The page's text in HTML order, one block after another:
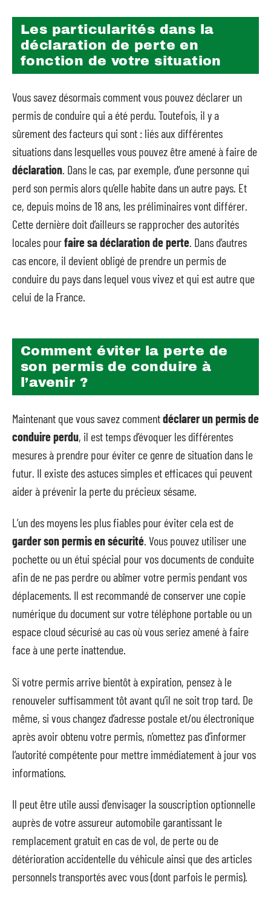
Les particularités dans la
déclaration de perte en
fonction de votre situation
Vous savez désormais comment vous pouvez déclarer un
permis de conduire qui a été perdu. Toutefois, il y a
sûrement des facteurs qui sont : liés aux différentes
situations dans lesquelles vous pouvez être amené à faire de
déclaration . Dans le cas, par exemple, d’une personne qui
perd son permis alors qu’elle habite dans un autre pays. Et
ce, depuis moins de 18 ans, les préliminaires vont différer.
Cette dernière doit d’ailleurs se rapprocher des autorités
locales pourfaire sa déclaration de perte . Dans d’autres
cas encore, il devient obligé de prendre un permis de
conduire du pays dans lequel vous vivez et qui est autre que
celui de la France.
Comment éviter la perte de
son permis de conduire à
l’avenir ?
Maintenant que vous savez commentdéclarer un permis de
conduire perdu, il est temps d’évoquer les différentes
mesures à prendre pour éviter ce genre de situation dans le
futur. Il existe des astuces simples et efficaces qui peuvent
aider à prévenir la perte du précieux sésame.
L’un des moyens les plus fiables pour éviter cela est de
garder son permis en sécurité. Vous pouvez utiliser une
pochette ou un étui spécial pour vos documents de conduite
afin de ne pas perdre ou abîmer votre permis pendant vos
déplacements. Il est recommandé de conserver une copie
numérique du document sur votre téléphone portable ou un
espace cloud sécurisé au cas où vous seriez amené à faire
face à une perte inattendue.
Si votre permis arrive bientôt à expiration, pensez à le
renouveler suffisamment tôt avant qu’il ne soit trop tard. De
même, si vous changez d’adresse postale et/ou électronique
après avoir obtenu votre permis, n’omettez pas d’informer
l’autorité compétente pour mettre immédiatement à jour vos
informations.
Il peut être utile aussi d’envisager la souscription optionnelle
auprès de votre assureur automobile garantissant le
remplacement gratuit en cas de vol, de perte ou de
détérioration accidentelle du véhicule ainsi que des articles
personnels transportés avec vous (dont parfois le permis).